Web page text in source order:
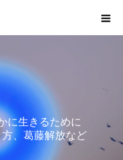
に生きるために
、葛藤解放など